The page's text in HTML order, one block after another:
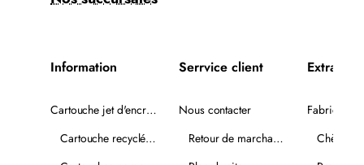
Information
Cartouche jet d'encre recyclée
Cartouche recyclée PLUS
Serrvice client
Nous contacter
Retour de marchandise
Extra
Fabricants